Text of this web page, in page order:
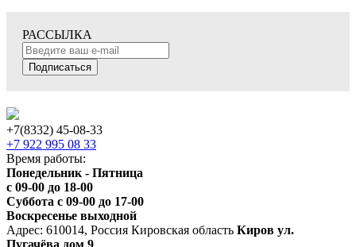
РАССЫЛКА
Подписаться
+7(8332) 45-08-33
+7 922 995 08 33
Время работы:
Понедельник - Пятница
с 09-00 до 18-00
Суббота с 09-00 до 17-00
Воскресенье выходной
Адрес: 610014, Россия Кировская область Киров ул.